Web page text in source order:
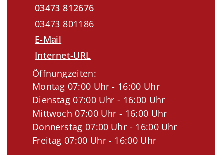
03473 812676
03473 801186
E-Mail
Internet-URL
Öffnungzeiten:
Montag 07:00 Uhr - 16:00 Uhr
Dienstag 07:00 Uhr - 16:00 Uhr
Mittwoch 07:00 Uhr - 16:00 Uhr
Donnerstag 07:00 Uhr - 16:00 Uhr
Freitag 07:00 Uhr - 16:00 Uhr